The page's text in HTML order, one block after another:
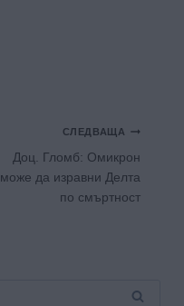
СЛЕДВАЩА
Доц. Гломб: Омикрон
може да изравни Делта
по смъртност